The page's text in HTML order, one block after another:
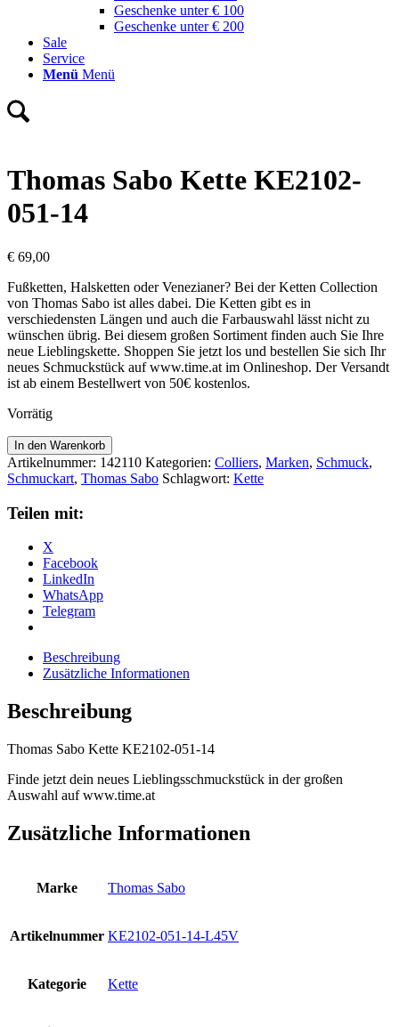
Geschenke unter € 100
Geschenke unter € 200
Sale
Service
Menü Menü
Thomas Sabo Kette KE2102-
051-14
€ 69,00
Fußketten, Halsketten oder Venezianer? Bei der Ketten Collection
von Thomas Sabo ist alles dabei. Die Ketten gibt es in
verschiedensten Längen und auch die Farbauswahl lässt nicht zu
wünschen übrig. Bei diesem großen Sortiment finden auch Sie Ihre
neue Lieblingskette. Shoppen Sie jetzt los und bestellen Sie sich Ihr
neues Schmuckstück auf www.time.at im Onlineshop. Der Versandt
ist ab einem Bestellwert von 50€ kostenlos.
Vorrätig
Thomas
Sabo
Kette
051-
14
Menge
In den Warenkorb
Artikelnummer: 142110 Kategorien: Colliers, Marken, Schmuck,
Schmuckart, Thomas Sabo Schlagwort: Kette
Teilen mit:
X
Facebook
LinkedIn
WhatsApp
Telegram
Beschreibung
Zusätzliche Informationen
Beschreibung
Thomas Sabo Kette KE2102-051-14
Finde jetzt dein neues Lieblingsschmuckstück in der großen
Auswahl auf www.time.at
Zusätzliche Informationen
Marke Thomas Sabo
Artikelnummer KE2102-051-14-L45V
Kategorie Kette